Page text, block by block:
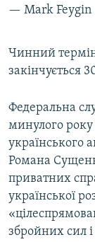
— Mark Feygin
Чинний
закінчується
Федеральна
минулого
українського
Романа
приватних
української
збройних сил і